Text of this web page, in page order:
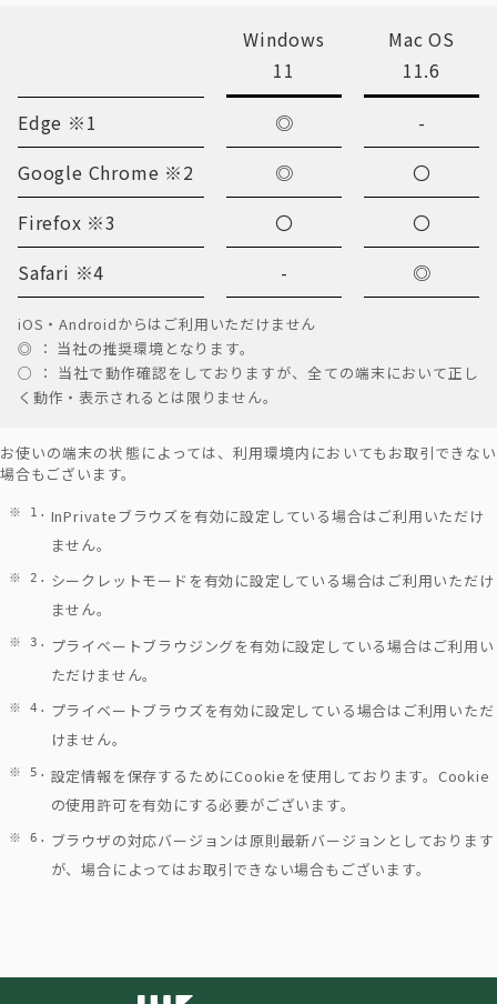
Windows
11
Mac OS
11.6
Edge ※1
◎
-
Google Chrome ※2
◎
〇
Firefox ※3
〇
〇
Safari ※4
- ◎
iOS・Androidからはご利用いただけません
◎ ： 当社の推奨環境となります。
○ ： 当社で動作確認をしておりますが、全ての端末において正し
く動作・表示されるとは限りません。
お使いの端末の状態によっては、利用環境内においてもお取引できない
場合もございます。
InPrivateブラウズを有効に設定している場合はご利用いただけ
ません。
シークレットモードを有効に設定している場合はご利用いただけ
ません。
プライベートブラウジングを有効に設定している場合はご利用い
ただけません。
プライベートブラウズを有効に設定している場合はご利用いただ
けません。
設定情報を保存するためにCookieを使用しております。Cookie
の使用許可を有効にする必要がございます。
ブラウザの対応バージョンは原則最新バージョンとしております
が、場合によってはお取引できない場合もございます。